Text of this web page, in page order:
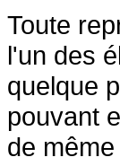
Toute
l'un des
quelque
pouvant
de